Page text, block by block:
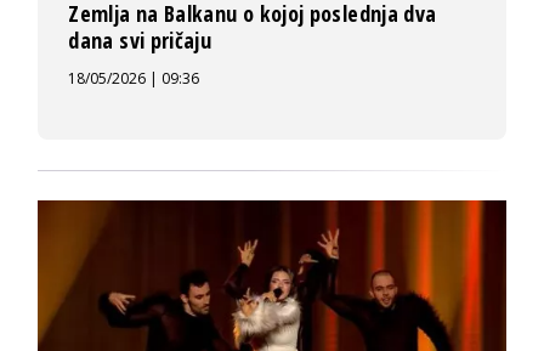
Zemlja na Balkanu o kojoj poslednja dva
dana svi pričaju
18/05/2026 | 09:36